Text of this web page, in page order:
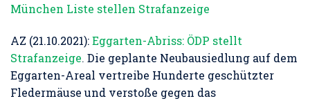
München Liste stellen Strafanzeige
AZ (21.10.2021):Eggarten-Abriss: ÖDP stellt
Strafanzeige. Die geplante Neubausiedlung auf dem
Eggarten-Areal vertreibe Hunderte geschützter
Fledermäuse und verstoße gegen das